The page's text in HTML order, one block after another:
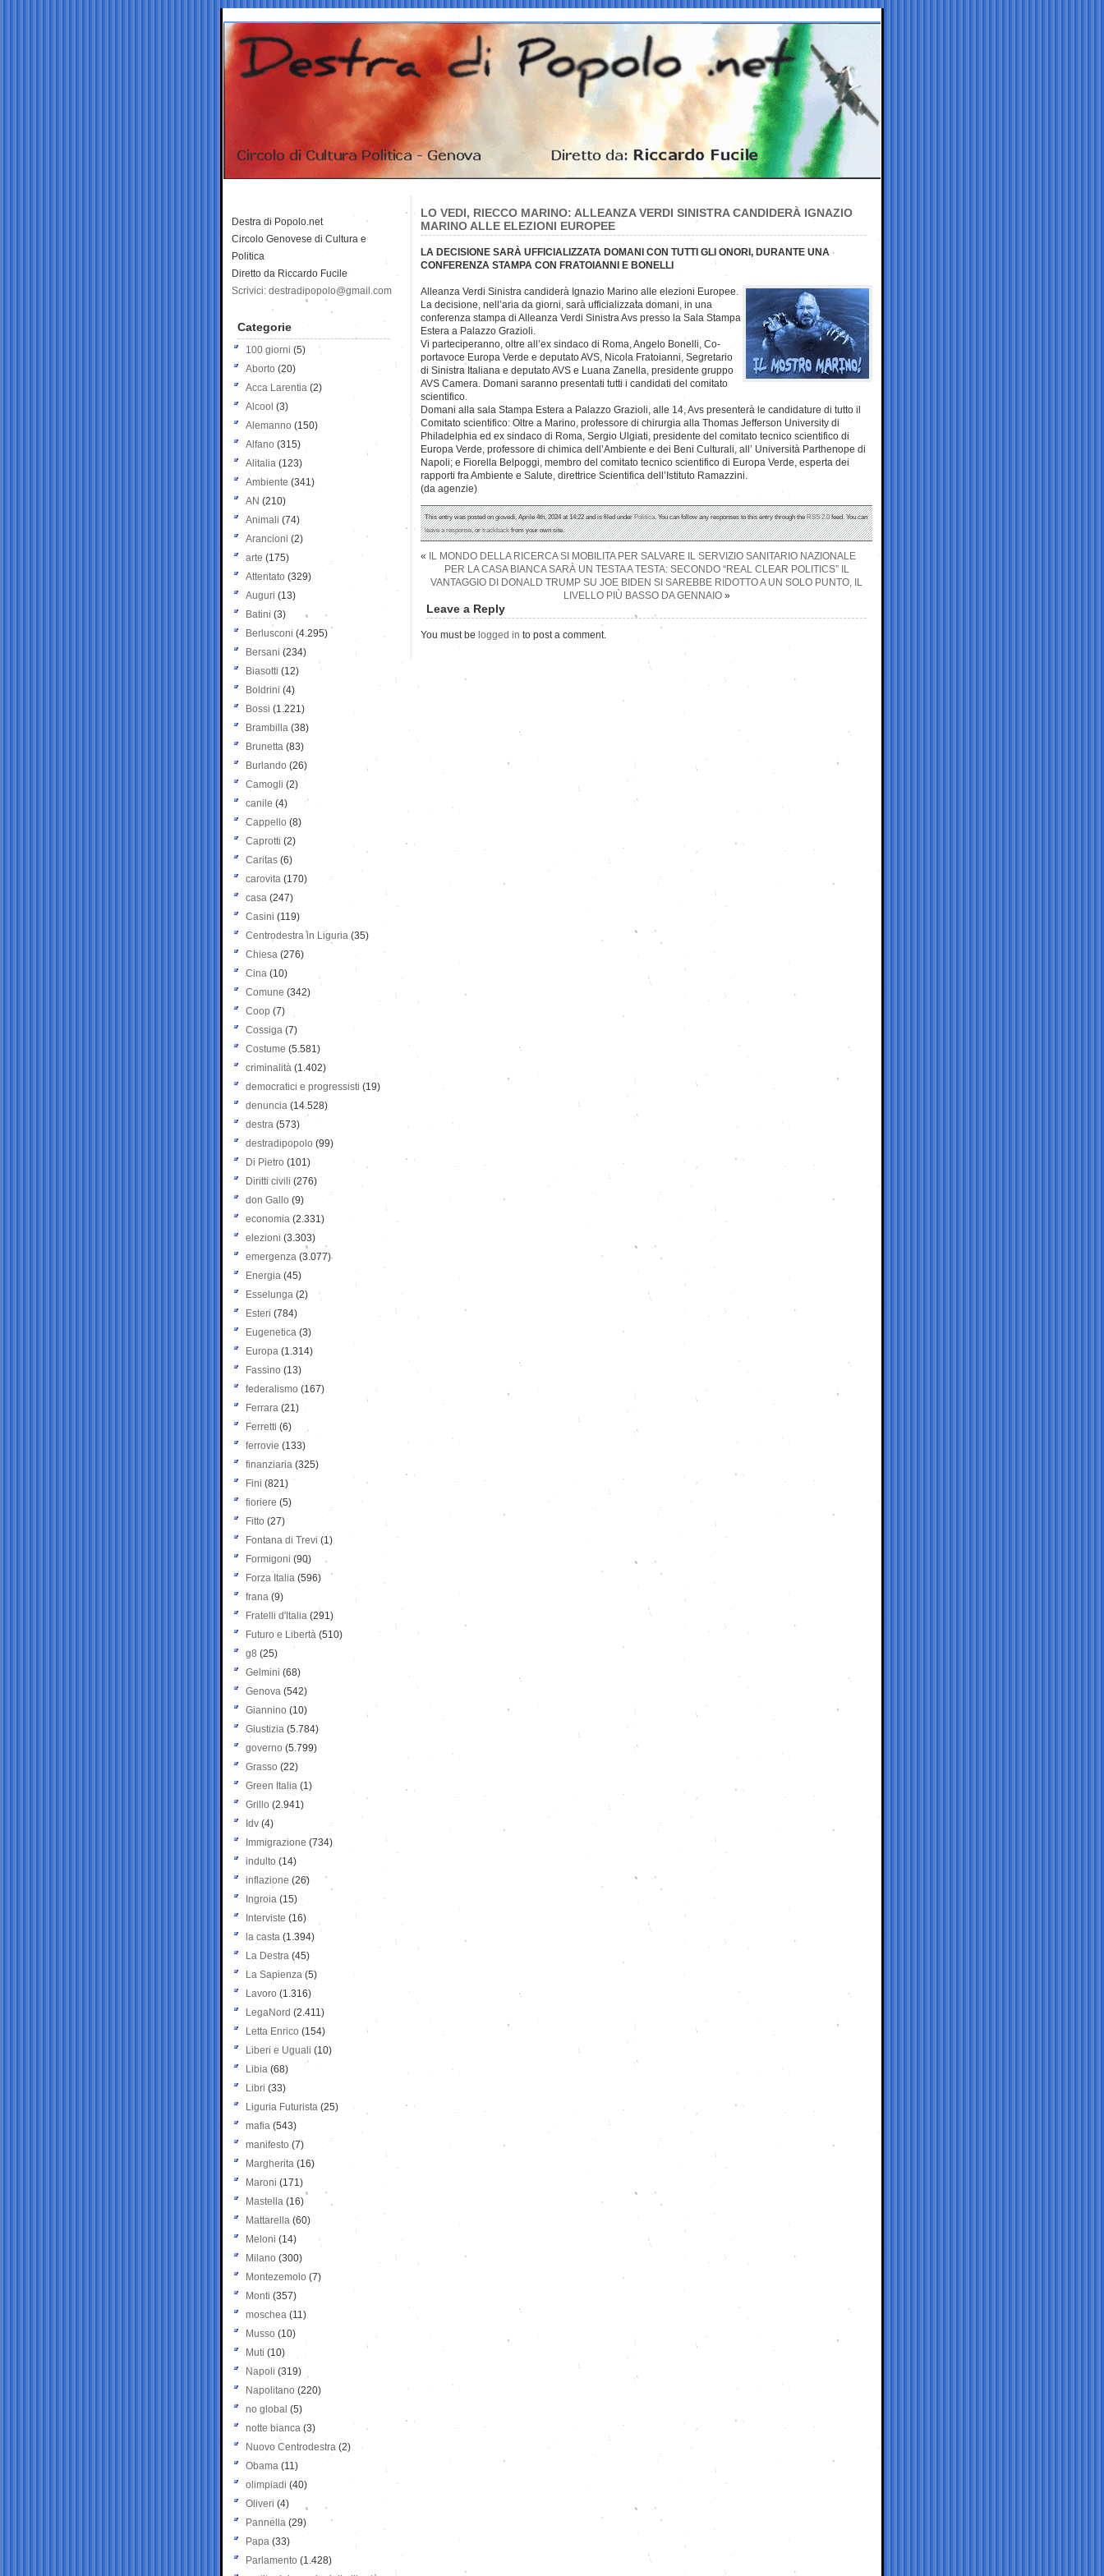
LO VEDI, RIECCO MARINO: ALLEANZA VERDI SINISTRA CANDIDERÀ IGNAZIO
MARINO ALLE ELEZIONI EUROPEE
LA DECISIONE SARÀ UFFICIALIZZATA DOMANI CON TUTTI GLI ONORI, DURANTE UNA
CONFERENZA STAMPA CON FRATOIANNI E BONELLI
Alleanza Verdi Sinistra candiderà Ignazio Marino alle elezioni Europee.
La decisione, nell’aria da giorni, sarà ufficializzata domani, in una
conferenza stampa di Alleanza Verdi Sinistra Avs presso la Sala Stampa
Estera a Palazzo Grazioli.
Vi parteciperanno, oltre all’ex sindaco di Roma, Angelo Bonelli, Co-
portavoce Europa Verde e deputato AVS, Nicola Fratoianni, Segretario
di Sinistra Italiana e deputato AVS e Luana Zanella, presidente gruppo
AVS Camera. Domani saranno presentati tutti i candidati del comitato
scientifico.
Domani alla sala Stampa Estera a Palazzo Grazioli, alle 14, Avs presenterà le candidature di tutto il
Comitato scientifico: Oltre a Marino, professore di chirurgia alla Thomas Jefferson University di
Philadelphia ed ex sindaco di Roma, Sergio Ulgiati, presidente del comitato tecnico scientifico di
Europa Verde, professore di chimica dell’Ambiente e dei Beni Culturali, all’ Università Parthenope di
Napoli; e Fiorella Belpoggi, membro del comitato tecnico scientifico di Europa Verde, esperta dei
rapporti fra Ambiente e Salute, direttrice Scientifica dell’Istituto Ramazzini.
(da agenzie)
This entry was posted on giovedì, Aprile 4th, 2024 at 14:22 and is filed underPolitica. You can follow any responses to this entry through theRSS 2.0feed. You can
leave a response, ortrackbackfrom your own site.
«
IL MONDO DELLA RICERCA SI MOBILITA PER SALVARE IL SERVIZIO SANITARIO NAZIONALE
PER LA CASA BIANCA SARÀ UN TESTA A TESTA: SECONDO “REAL CLEAR POLITICS” IL
VANTAGGIO DI DONALD TRUMP SU JOE BIDEN SI SAREBBE RIDOTTO A UN SOLO PUNTO, IL
LIVELLO PIÙ BASSO DA GENNAIO»
Leave a Reply
You must be logged in to post a comment.
Destra di Popolo.net
Circolo Genovese di Cultura e
Politica
Diretto da Riccardo Fucile
Scrivici: destradipopolo@gmail.com
Categorie
100 giorni (5)
Aborto (20)
Acca Larentia (2)
Alcool (3)
Alemanno (150)
Alfano (315)
Alitalia (123)
Ambiente (341)
AN (210)
Animali (74)
Arancioni (2)
arte (175)
Attentato (329)
Auguri (13)
Batini (3)
Berlusconi (4.295)
Bersani (234)
Biasotti (12)
Boldrini (4)
Bossi (1.221)
Brambilla (38)
Brunetta (83)
Burlando (26)
Camogli (2)
canile (4)
Cappello (8)
Caprotti (2)
Caritas (6)
carovita (170)
casa (247)
Casini (119)
Centrodestra in Liguria (35)
Chiesa (276)
Cina (10)
Comune (342)
Coop (7)
Cossiga (7)
Costume (5.581)
criminalità (1.402)
democratici e progressisti (19)
denuncia (14.528)
destra (573)
destradipopolo (99)
Di Pietro (101)
Diritti civili (276)
don Gallo (9)
economia (2.331)
elezioni (3.303)
emergenza (3.077)
Energia (45)
Esselunga (2)
Esteri (784)
Eugenetica (3)
Europa (1.314)
Fassino (13)
federalismo (167)
Ferrara (21)
Ferretti (6)
ferrovie (133)
finanziaria (325)
Fini (821)
fioriere (5)
Fitto (27)
Fontana di Trevi (1)
Formigoni (90)
Forza Italia (596)
frana (9)
Fratelli d'Italia (291)
Futuro e Libertà (510)
g8 (25)
Gelmini (68)
Genova (542)
Giannino (10)
Giustizia (5.784)
governo (5.799)
Grasso (22)
Green Italia (1)
Grillo (2.941)
Idv (4)
Immigrazione (734)
indulto (14)
inflazione (26)
Ingroia (15)
Interviste (16)
la casta (1.394)
La Destra (45)
La Sapienza (5)
Lavoro (1.316)
LegaNord (2.411)
Letta Enrico (154)
Liberi e Uguali (10)
Libia (68)
Libri (33)
Liguria Futurista (25)
mafia (543)
manifesto (7)
Margherita (16)
Maroni (171)
Mastella (16)
Mattarella (60)
Meloni (14)
Milano (300)
Montezemolo (7)
Monti (357)
moschea (11)
Musso (10)
Muti (10)
Napoli (319)
Napolitano (220)
no global (5)
notte bianca (3)
Nuovo Centrodestra (2)
Obama (11)
olimpiadi (40)
Oliveri (4)
Pannella (29)
Papa (33)
Parlamento (1.428)